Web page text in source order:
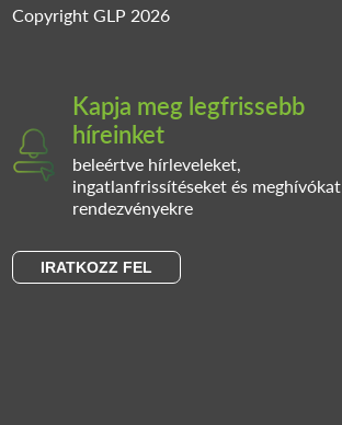
Copyright GLP 2026
Kapja meg legfrissebb
híreinket
beleértve hírleveleket,
ingatlanfrissítéseket és meghívókat
rendezvényekre
IRATKOZZ FEL